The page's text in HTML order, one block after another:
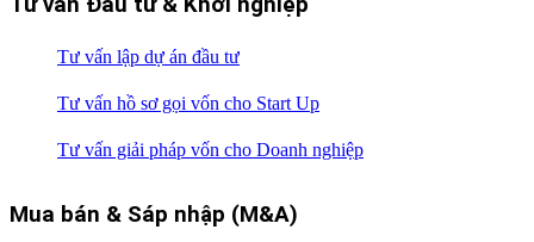
Tư vấn lập dự án đầu tư
Tư vấn hồ sơ gọi vốn cho Start Up
Tư vấn giải pháp vốn cho Doanh nghiệp
Mua bán & Sáp nhập (M&A)